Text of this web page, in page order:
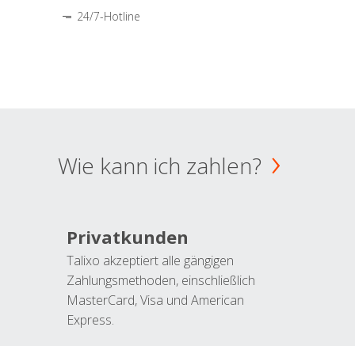
24/7-Hotline
Wie kann ich zahlen?
Privatkunden
Talixo akzeptiert alle gängigen
Zahlungsmethoden, einschließlich
MasterCard, Visa und American
Express.